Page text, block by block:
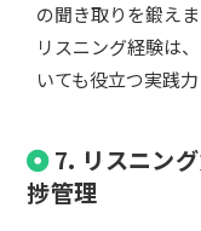
の聞き取りを鍛え
リスニング経験は
いても役立つ実践力
7. リスニン
捗管理